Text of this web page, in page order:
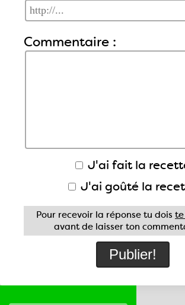
Commentaire :
J'ai fait la
J'ai goûté la
Pour recevoir la réponse tu dois
avant de laisser ton